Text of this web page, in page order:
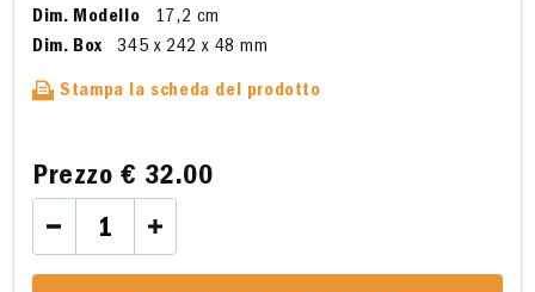
Dim. Modello
17,2 cm
Dim. Box
345 x 242 x 48 mm
Stampa la scheda del prodotto
Prezzo€ 32.00